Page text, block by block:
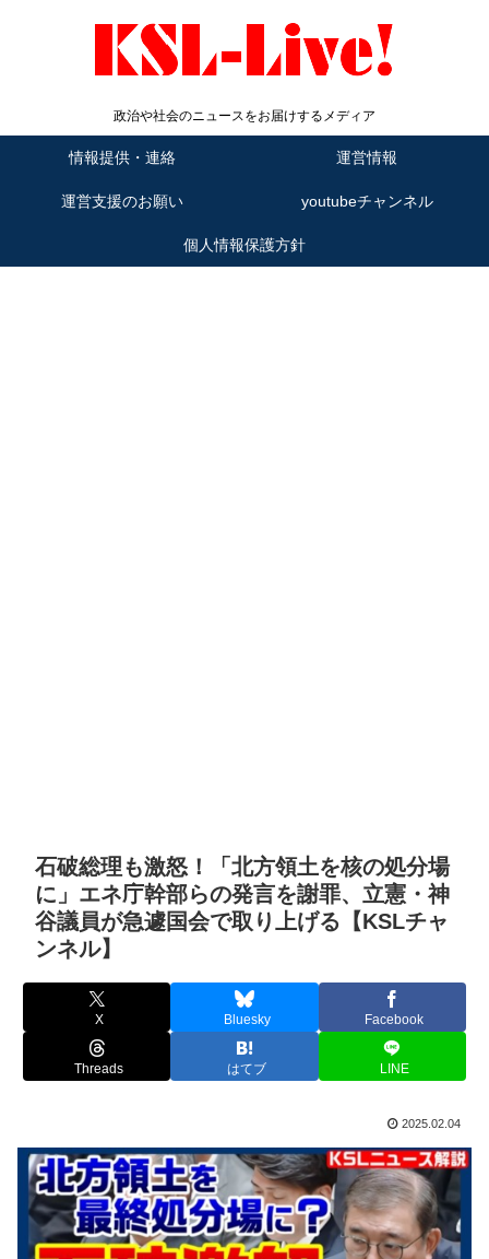
政治や社会のニュースをお届けするメディア
情報提供・連絡 運営情報
運営支援のお願い youtubeチャンネル
個人情報保護方針
石破総理も激怒！「北方領土を核の処分場
に」エネ庁幹部らの発言を謝罪、立憲・神
谷議員が急遽国会で取り上げる【KSLチャ
ンネル】
X Bluesky Facebook
Threads はてブ LINE
2025.02.04